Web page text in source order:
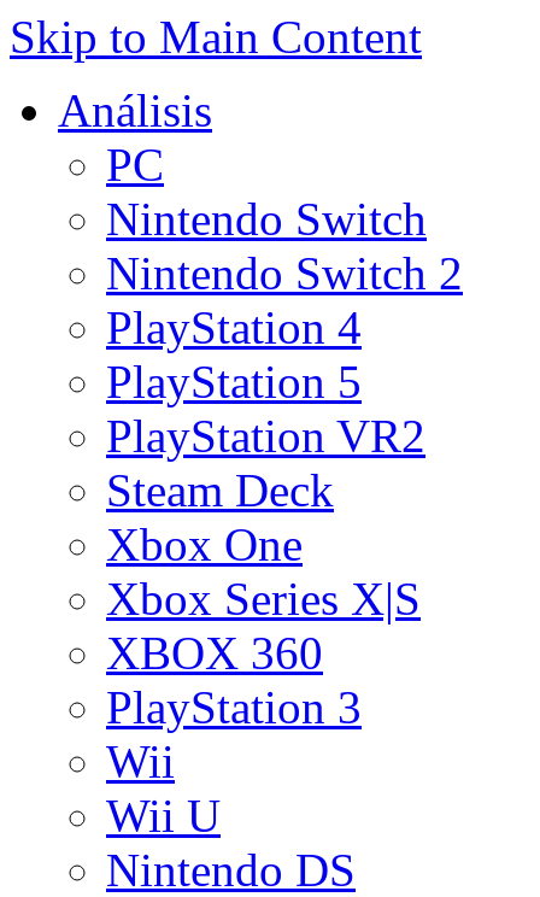
Skip to Main Content
Análisis
PC
Nintendo Switch
Nintendo Switch 2
PlayStation 4
PlayStation 5
PlayStation VR2
Steam Deck
Xbox One
Xbox Series X|S
XBOX 360
PlayStation 3
Wii
Wii U
Nintendo DS